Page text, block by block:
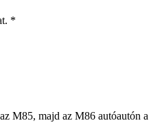
*
M85, majd az M86 autóautón